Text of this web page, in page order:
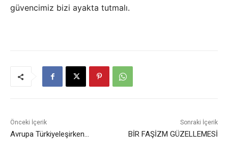
güvencimiz bizi ayakta tutmalı.
Önceki İçerik
Avrupa Türkiyeleşirken…
Sonraki İçerik
BİR FAŞİZM GÜZELLEMESİ